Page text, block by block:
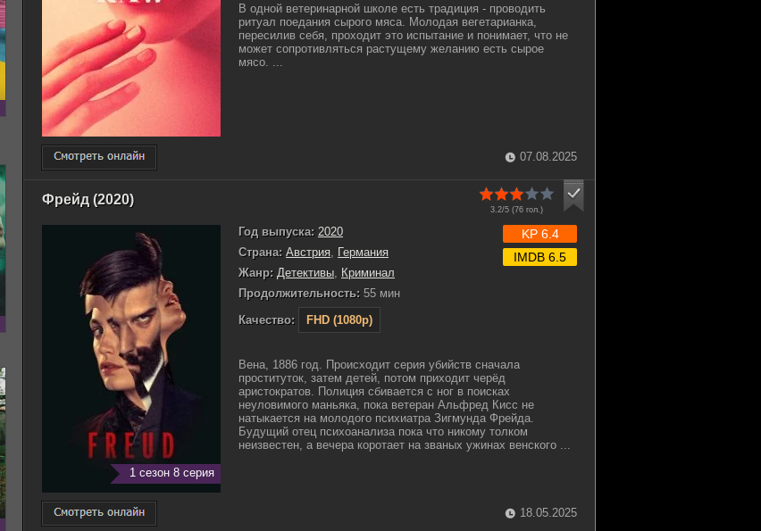
В одной ветеринарной школе есть традиция - проводить
ритуал поедания сырого мяса. Молодая вегетарианка,
пересилив себя, проходит это испытание и понимает, что не
может сопротивляться растущему желанию есть сырое
мясо. ...
07.08.2025
Фрейд (2020)
3.2/5 (76 гол.)
1 сезон 8 серия
Год выпуска: 2020
Страна: Австрия, Германия
Жанр: Детективы, Криминал
Продолжительность: 55 мин
Качество:
FHD (1080p)
KP 6.4
IMDB 6.5
Вена, 1886 год. Происходит серия убийств сначала
проституток, затем детей, потом приходит черёд
аристократов. Полиция сбивается с ног в поисках
неуловимого маньяка, пока ветеран Альфред Кисс не
натыкается на молодого психиатра Зигмунда Фрейда.
Будущий отец психоанализа пока что никому толком
неизвестен, а вечера коротает на званых ужинах венского ...
18.05.2025